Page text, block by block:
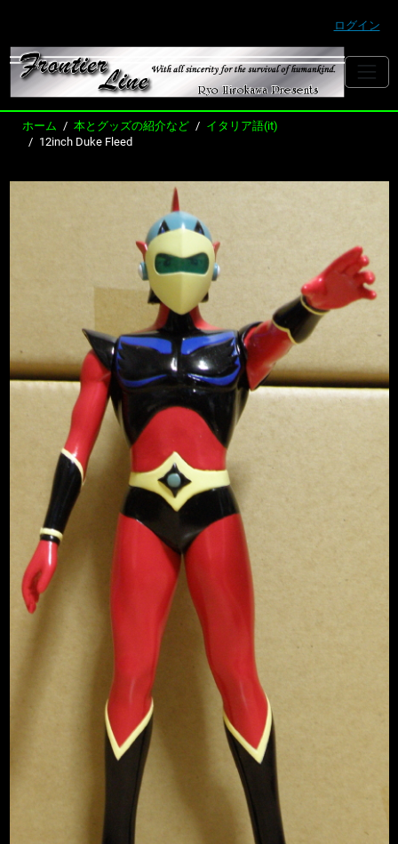
ログイン
ホーム 本とグッズの紹介など
イタリア語(it)
12inch Duke Fleed